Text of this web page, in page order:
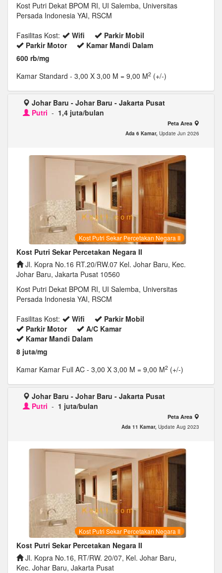
Kost Putri Dekat BPOM RI, UI Salemba, Universitas
Persada Indonesia YAI, RSCM
Fasilitas Kost:
Wifi
Parkir Mobil
Parkir Motor
Kamar Mandi Dalam
600 rb/mg
Kamar Standard - 3,00 X 3,00 M = 9,00 M2 (+/-)
Johar Baru - Johar Baru - Jakarta Pusat
Putri - 1,4 juta/bulan
Peta Area
Ada 6 Kamar, Update Jun 2026
Kost Putri Sekar Percetakan Negara II
Kost Putri Sekar Percetakan Negara II
Jl. Kopra No.16 RT.20/RW.07 Kel. Johar Baru, Kec.
Johar Baru, Jakarta Pusat 10560
Kost Putri Dekat BPOM RI, UI Salemba, Universitas
Persada Indonesia YAI, RSCM
Fasilitas Kost:
Wifi
Parkir Mobil
Parkir Motor
A/C Kamar
Kamar Mandi Dalam
8 juta/mg
Kamar Kamar Full AC - 3,00 X 3,00 M = 9,00 M2 (+/-)
Johar Baru - Johar Baru - Jakarta Pusat
Putri - 1 juta/bulan
Peta Area
Ada 11 Kamar, Update Aug 2023
Kost Putri Sekar Percetakan Negara II
Kost Putri Sekar Percetakan Negara II
Jl. Kopra No.16, RT/RW. 20/07, Kel. Johar Baru,
Kec. Johar Baru, Jakarta Pusat